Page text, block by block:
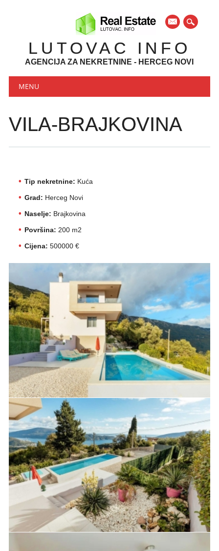
mail
LUTOVAC INFO
AGENCIJA ZA NEKRETNINE - HERCEG NOVI
Main menu
MENU
VILA-BRAJKOVINA
Tip nekretnine: Kuća
Grad: Herceg Novi
Naselje: Brajkovina
Površina: 200 m2
Cijena: 500000 €